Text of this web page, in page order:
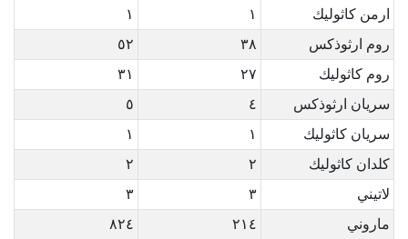
ارمن كاثوليك
١
١
روم ارثوذكس
٣٨
٥٢
روم كاثوليك
٢٧
٣١
سريان ارثوذكس
٤
٥
سريان كاثوليك
١
١
كلدان كاثوليك
٢
٢
لاتيني
٣
٣
ماروني
٢١٤
٨٢٤